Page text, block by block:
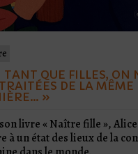
QUE FILLES, ON
DE LA MÊME
»
livre « Naître fille »,
à un état des lieux de la